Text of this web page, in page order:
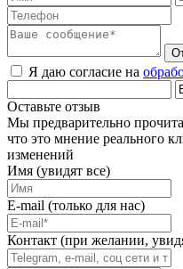
Я даю согласие на
Оставьте отзыв
Мы предварительно
что это мнение реального
изменений
Имя (увидят все)
E-mail (только для нас)
Контакт (при желании,